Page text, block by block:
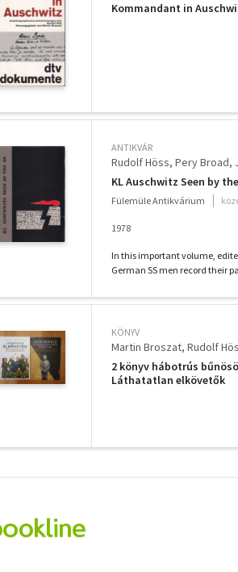
Kommandant in
ANTIKVÁR
Rudolf Höss Pery Broad
KL Auschwitz Seen by
Fülemüle Antikvárium
1978
In this important volume,
German SS men record their
KÖNYV
Martin Broszat Rudolf
2 könyv hábotrús
Láthatatlan elkövetők